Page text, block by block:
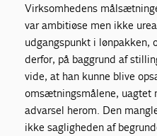
Virksomhedens
var ambitiøse men ikke
udgangspunkt i lønpakken,
derfor, på baggrund af
vide, at han kunne blive
omsætningsmålene, uagtet
advarsel herom. Den
ikke sagligheden af